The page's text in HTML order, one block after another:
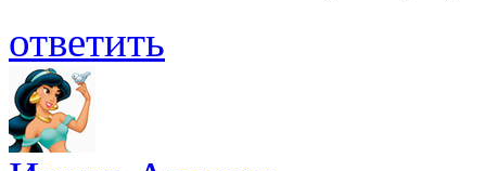
ответить